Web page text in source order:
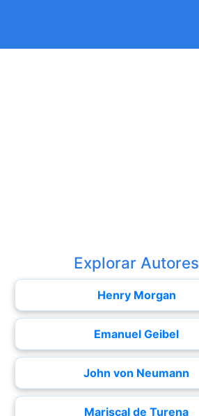
Explorar Autores
Henry Morgan
Emanuel Geibel
John von Neumann
Mariscal de Turena